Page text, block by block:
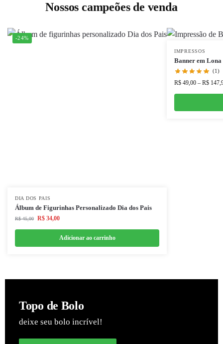
Nossos campeões de venda
-24%
DIA DOS PAIS
Álbum de Figurinhas Personalizado Dia dos Pais
R$45,00 R$ 34,00
Adicionar ao carrinho
IMPRESSOS
Banner em Lona
(1)
R$ 49,00 – R$
Topo de Bolo
deixe seu bolo incrível!